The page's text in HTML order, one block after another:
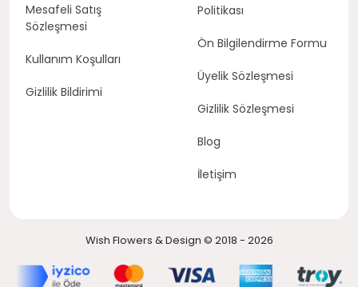
Mesafeli Satış
Sözleşmesi
Kullanım Koşulları
Gizlilik Bildirimi
Politikası
Ön Bilgilendirme Formu
Üyelik Sözleşmesi
Gizlilik Sözleşmesi
Blog
İletişim
Wish Flowers & Design © 2018 - 2026